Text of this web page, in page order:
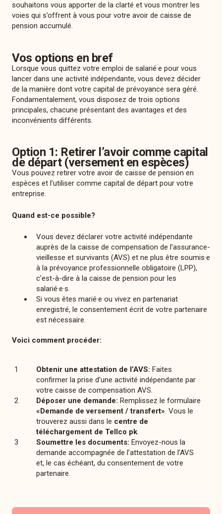
souhaitons vous apporter de la clarté et vous montrer les
voies qui s’offrent à vous pour votre avoir de caisse de
pension accumulé.
Vos options en bref
Lorsque vous quittez votre emploi de salarié·e pour vous
lancer dans une activité indépendante, vous devez décider
de la manière dont votre capital de prévoyance sera géré.
Fondamentalement, vous disposez de trois options
principales, chacune présentant des avantages et des
inconvénients différents.
Option 1: Retirer l’avoir comme capital
de départ (versement en espèces)
Vous pouvez retirer votre avoir de caisse de pension en
espèces et l’utiliser comme capital de départ pour votre
entreprise.
Quand est-ce possible?
Vous devez déclarer votre activité indépendante
auprès de la caisse de compensation de l’assurance-
vieillesse et survivants (AVS) et ne plus être soumis·e
à la prévoyance professionnelle obligatoire (LPP),
c’est-à-dire à la caisse de pension pour les
salarié·e·s.
Si vous êtes marié·e ou vivez en partenariat
enregistré, le consentement écrit de votre partenaire
est nécessaire.
Voici comment procéder:
Obtenir une attestation de l’AVS: Faites
confirmer la prise d’une activité indépendante par
votre caisse de compensation AVS.
Déposer une demande: Remplissez le formulaire
«Demande de versement / transfert». Vous le
trouverez aussi dans le centre de
téléchargement de Tellco pk.
Soumettre les documents: Envoyez-nous la
demande accompagnée de l’attestation de l’AVS
et, le cas échéant, du consentement de votre
partenaire.